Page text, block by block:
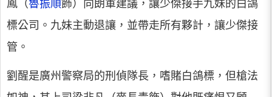
鳳（魯振順飾）向朗軍建議，讓少傑接手九妹的白鴿
標公司。九妹主動退讓，並帶走所有夥計，讓少傑接
管。
劉醒是廣州警察局的刑偵隊長，嗜賭白鴿標，但槍法